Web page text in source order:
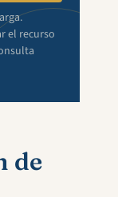
el recurso
de